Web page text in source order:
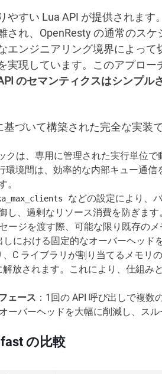
すい Lua API が提供されます
れ、OpenResty の通常のスケ
エンジニアリング境界によって
現しています。このアプロー
のセマンティクスはシンプル
づいて構築された完全な実装で
クは、専用に管理された実行単位で
環境間は、効率的な内部キュー通
。
などの設定により、
、過剰なリソース消費を防ぎます
ージを渡す際、可能な限り既存の
における固定的なオーバーヘッド
、C ライブラリが割り当てるメモリ
放されます。これにより、仕組み
ェース ：1回の API 呼び出しで複
ーバーヘッドを大幅に削減し、スル
の比較